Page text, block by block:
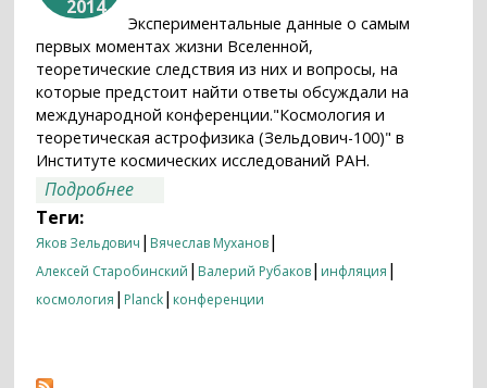
2014
Экспериментальные данные о самым
первых моментах жизни Вселенной,
теоретические следствия из них и вопросы, на
которые предстоит найти ответы обсуждали на
международной конференции."Космология и
теоретическая астрофизика (Зельдович-100)" в
Институте космических исследований РАН.
Подробнее
Теги:
Яков Зельдович | Вячеслав Муханов|
Алексей Старобинский | Валерий Рубаков| инфляция |
космология | Planck| конференции